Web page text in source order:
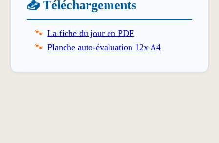
📥 Téléchargements
La fiche du jour en PDF
Planche auto-évaluation 12x A4